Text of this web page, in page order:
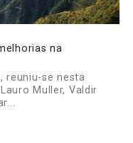
na
reuniu-se nesta
Muller, Valdir